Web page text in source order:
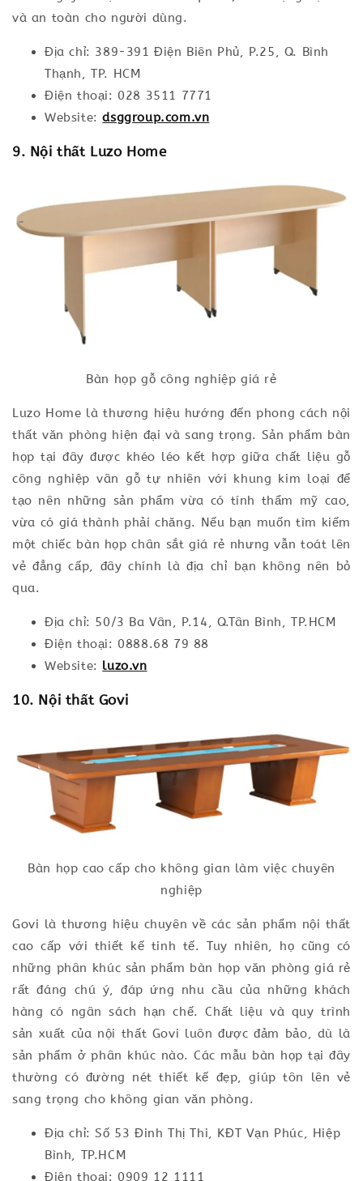
và an toàn cho người dùng.
Địa chỉ: 389-391 Điện Biên Phủ, P.25, Q. Bình
Thạnh, TP. HCM
Điện thoại: 028 3511 7771
Website:dsggroup.com.vn
9. Nội thất Luzo Home
Bàn họp gỗ công nghiệp giá rẻ
Luzo Home là thương hiệu hướng đến phong cách nội
thất văn phòng hiện đại và sang trọng. Sản phẩm bàn
họp tại đây được khéo léo kết hợp giữa chất liệu gỗ
công nghiệp vân gỗ tự nhiên với khung kim loại để
tạo nên những sản phẩm vừa có tính thẩm mỹ cao,
vừa có giá thành phải chăng. Nếu bạn muốn tìm kiếm
một chiếc bàn họp chân sắt giá rẻ nhưng vẫn toát lên
vẻ đẳng cấp, đây chính là địa chỉ bạn không nên bỏ
qua.
Địa chỉ: 50/3 Ba Vân, P.14, Q.Tân Bình, TP.HCM
Điện thoại: 0888.68 79 88
Website: luzo.vn
10. Nội thất Govi
Bàn họp cao cấp cho không gian làm việc chuyên
nghiệp
Govi là thương hiệu chuyên về các sản phẩm nội thất
cao cấp với thiết kế tinh tế. Tuy nhiên, họ cũng có
những phân khúc sản phẩm bàn họp văn phòng giá rẻ
rất đáng chú ý, đáp ứng nhu cầu của những khách
hàng có ngân sách hạn chế. Chất liệu và quy trình
sản xuất của nội thất Govi luôn được đảm bảo, dù là
sản phẩm ở phân khúc nào. Các mẫu bàn họp tại đây
thường có đường nét thiết kế đẹp, giúp tôn lên vẻ
sang trọng cho không gian văn phòng.
Địa chỉ: Số 53 Đinh Thị Thi, KĐT Vạn Phúc, Hiệp
Bình, TP.HCM
Điện thoại: 0909 12 1111